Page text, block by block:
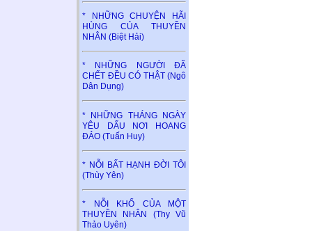
* NHỮNG CHUYỆN HÃI
HÙNG CỦA THUYỀN
NHÂN (Biệt Hải)
* NHỮNG NGƯỜI ĐÃ
CHẾT ĐỀU CÓ THẬT (Ngô
Dân Dụng)
* NHỮNG THÁNG NGÀY
YÊU DẤU NƠI HOANG
ĐẢO (Tuấn Huy)
* NỖI BẤT HẠNH ĐỜI TÔI
(Thùy Yên)
* NỖI KHỔ CỦA MỘT
THUYỀN NHÂN (Thy Vũ
Thảo Uyên)